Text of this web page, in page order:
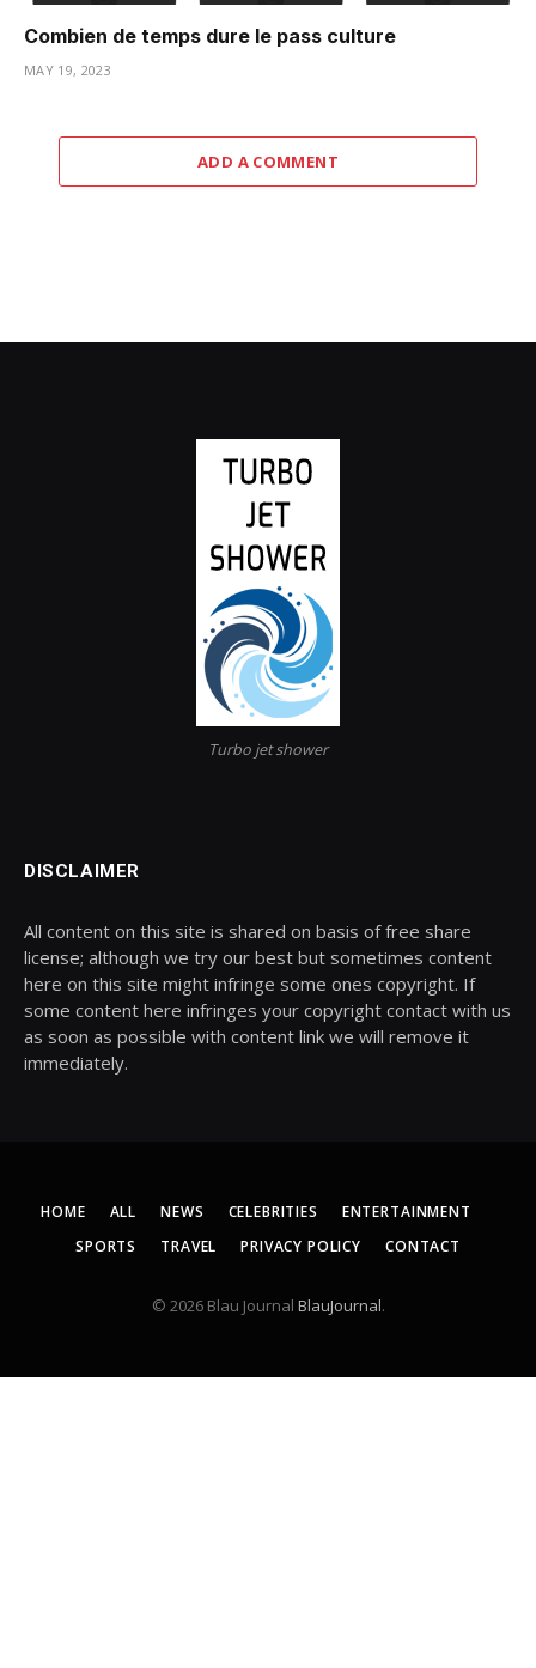
Combien de temps dure le pass culture
MAY 19, 2023
ADD A COMMENT
Turbo jet shower
DISCLAIMER
All content on this site is shared on basis of free share
license; although we try our best but sometimes content
here on this site might infringe some ones copyright. If
some content here infringes your copyright contact with us
as soon as possible with content link we will remove it
immediately.
HOME ALL NEWS CELEBRITIES
ENTERTAINMENT
SPORTS
TRAVEL PRIVACY POLICY CONTACT
© 2026 Blau Journal BlauJournal.